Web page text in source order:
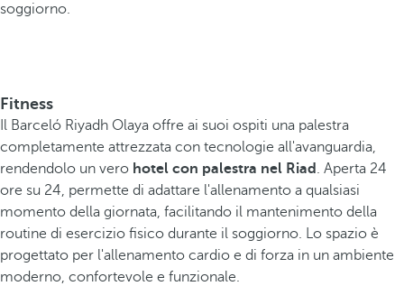
soggiorno.
Fitness
Il Barceló Riyadh Olaya offre ai suoi ospiti una palestra
completamente attrezzata con tecnologie all'avanguardia,
rendendolo un vero hotel con palestra nel Riad . Aperta 24
ore su 24, permette di adattare l'allenamento a qualsiasi
momento della giornata, facilitando il mantenimento della
routine di esercizio fisico durante il soggiorno. Lo spazio è
progettato per l'allenamento cardio e di forza in un ambiente
moderno, confortevole e funzionale.